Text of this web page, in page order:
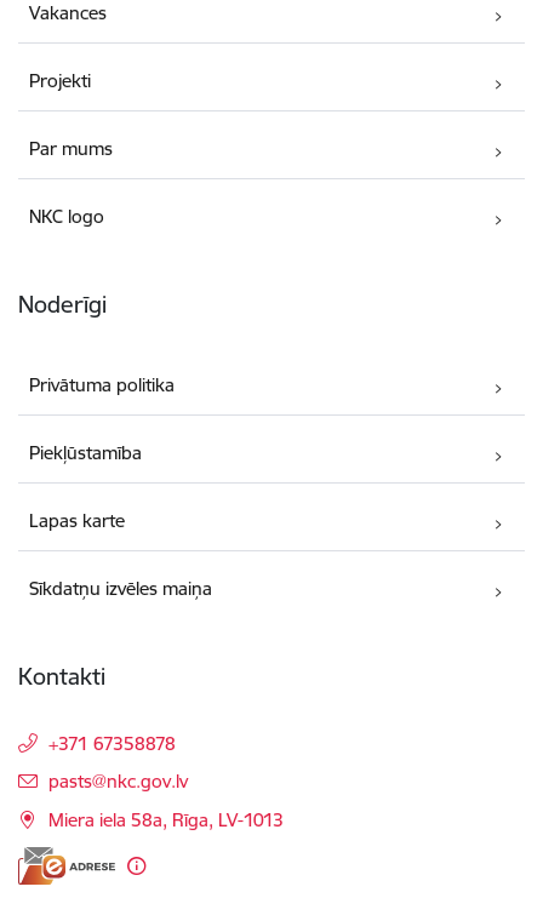
Vakances
Projekti
Par mums
NKC logo
Noderīgi
Privātuma politika
Piekļūstamība
Lapas karte
Sīkdatņu izvēles maiņa
Kontakti
+371 67358878
E-pasts:
pasts@nkc.gov.lv
Miera iela 58a, Rīga, LV-1013